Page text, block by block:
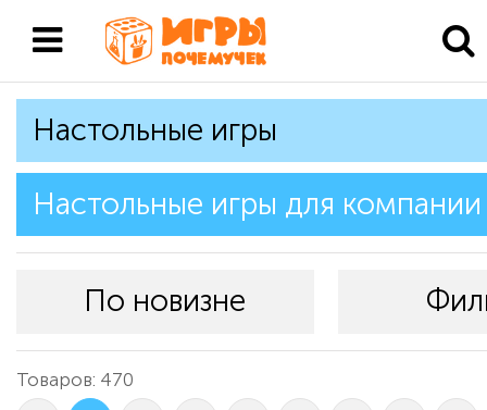
Настольные игры
Настольные игры для компании
По новизне
Товаров: 470